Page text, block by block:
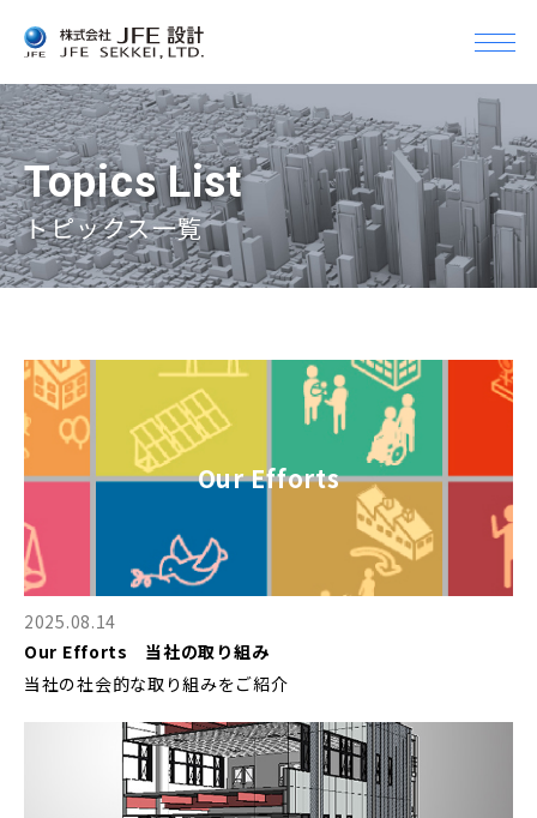
メ
ニ
ュ
ー
を
開
く
Company
企業情報
企業情報Top
トップメッセージ
会社概要
沿革
アクセス・事業所一覧
グループ会社
JFEグループとの関係
Business
事業案内
事業案内Top
建築設計＆デザイン
機械設備設計
CM（コンストラクション・マネジメント）
Topics
Info
お知らせ
Recruit
採用情報Top
募集要項
プロジェクトストーリー
誰もが働きやすい環境を
Contact
お問い合わせ
Topics List
トピックス一覧
Our Efforts
2025.08.14
Our Efforts 当社の取り組み
当社の社会的な取り組みをご紹介